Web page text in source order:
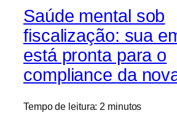
Saúde mental sob
fiscalização: sua
está pronta para o
compliance da
Tempo de leitura: 2 minutos